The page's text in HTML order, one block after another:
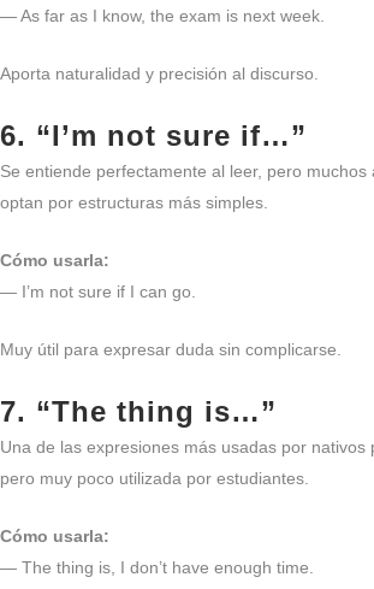
— As far as I know, the exam is next week.
Aporta naturalidad y precisión al discurso.
6. “I’m not sure if…”
Se entiende perfectamente al leer, pero muchos
optan por estructuras más simples.
Cómo usarla:
— I’m not sure if I can go.
Muy útil para expresar duda sin complicarse.
7. “The thing is…”
Una de las expresiones más usadas por nativos
pero muy poco utilizada por estudiantes.
Cómo usarla:
— The thing is, I don’t have enough time.